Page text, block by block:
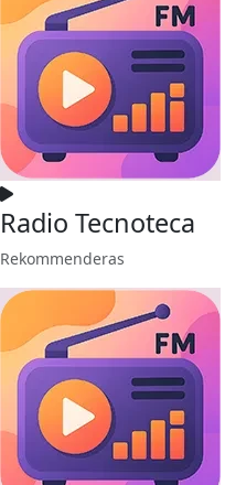
Radio Tecnoteca
Rekommenderas